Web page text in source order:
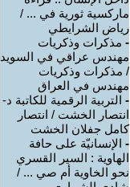
ماركسية ثورية في ... /
رياض الشرايطي
- مذكرات وذكريات
مهندس عراقي في السويد
/ مذكرات وذكريات
مهندس في العراق
- التربية الرقمية للكاتبة د-
انتصار الخشت / انتصار
كامل جفلان الخشت
- الإنسانيّة على حافة
الهاوية : السير القسري
نحو الخاوية أم صي ... /